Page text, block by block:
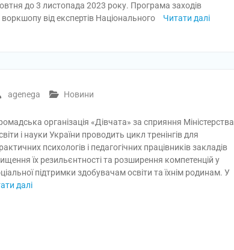
до 3 листопада 2023 року. Програма заходів
від експертів Національного
Читати далі
agenega Новини
організація «Дівчата» за сприяння Міністерства
і науки України проводить цикл тренінгів для
психологів і педагогічних працівників закладів
їх резильєнтності та розширення компетенцій у
підтримки здобувачам освіти та їхнім родинам. У
далі